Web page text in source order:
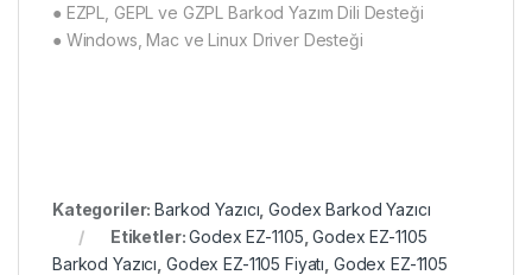
● EZPL, GEPL ve GZPL Barkod Yazım Dili Desteği
● Windows, Mac ve Linux Driver Desteği
Kategoriler:Barkod Yazıcı ,Godex Barkod Yazıcı
Etiketler:Godex EZ-1105 ,Godex EZ-1105
Barkod Yazıcı Godex EZ-1105 Fiyatı Godex EZ-1105